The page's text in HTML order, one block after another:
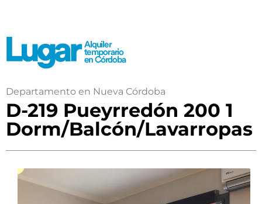
Departamento en Nueva Córdoba
D-219 Pueyrredón 200 1
Dorm/Balcón/Lavarropas